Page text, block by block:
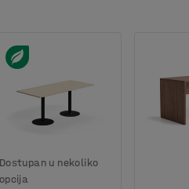
Dostupan u nekoliko
opcija